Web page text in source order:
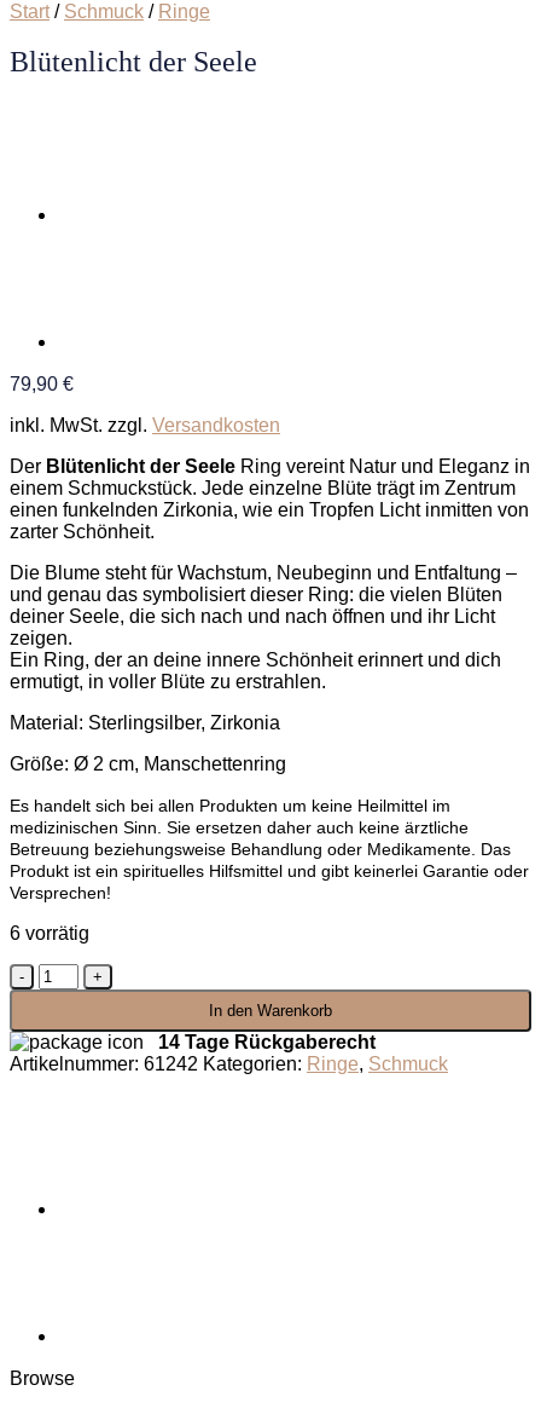
Start / Schmuck / Ringe
Blütenlicht der Seele
79,90 €
inkl. MwSt. zzgl. Versandkosten
Der Blütenlicht der Seele Ring vereint Natur und Eleganz in
einem Schmuckstück. Jede einzelne Blüte trägt im Zentrum
einen funkelnden Zirkonia, wie ein Tropfen Licht inmitten von
zarter Schönheit.
Die Blume steht für Wachstum, Neubeginn und Entfaltung –
und genau das symbolisiert dieser Ring: die vielen Blüten
deiner Seele, die sich nach und nach öffnen und ihr Licht
zeigen.
Ein Ring, der an deine innere Schönheit erinnert und dich
ermutigt, in voller Blüte zu erstrahlen.
Material: Sterlingsilber, Zirkonia
Größe: Ø 2 cm, Manschettenring
Es handelt sich bei allen Produkten um keine Heilmittel im
medizinischen Sinn. Sie ersetzen daher auch keine ärztliche
Betreuung beziehungsweise Behandlung oder Medikamente. Das
Produkt ist ein spirituelles Hilfsmittel und gibt keinerlei Garantie oder
Versprechen!
6 vorrätig
Blütenlicht
der
Menge
In den Warenkorb
14 Tage Rückgaberecht
Artikelnummer: 61242 Kategorien: Ringe, Schmuck
Browse